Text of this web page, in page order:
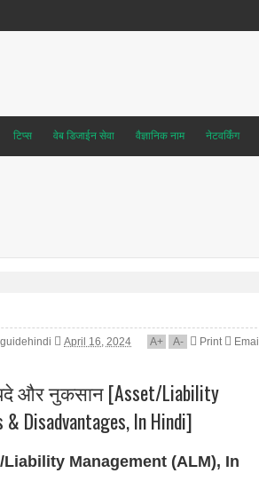
टिप्स वेब डिजाईन सेवा वैज्ञानिक नाम नेटवर्किंग
April 16, 2024 A+ A- Print Email
और नुकसान [Asset/Liability
& Disadvantages, In Hindi]
Liability Management (ALM), In